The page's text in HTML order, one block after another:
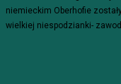
niemieckim Oberhofie
wielkiej niespodzianki-